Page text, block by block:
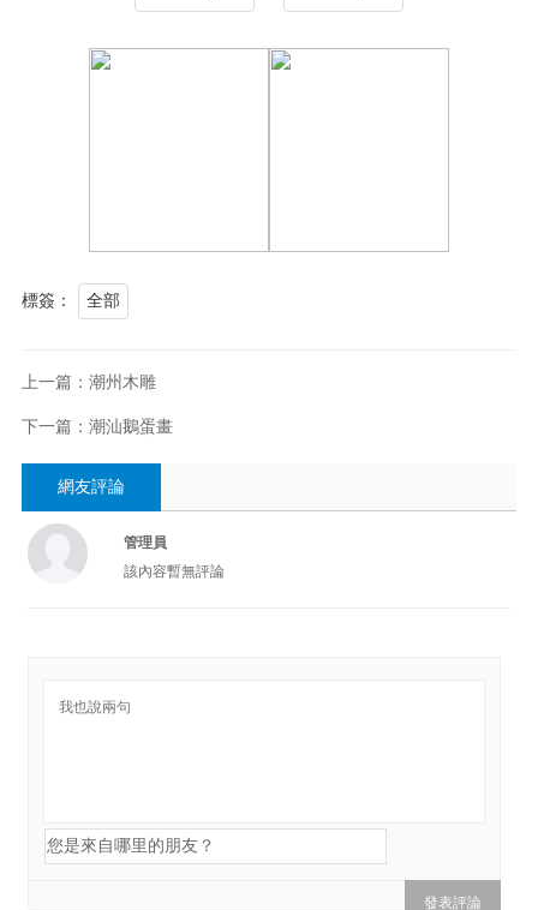
標簽： 全部
上一篇：潮州木雕
下一篇：潮汕鵝蛋畫
網友評論
管理員
該內容暫無評論